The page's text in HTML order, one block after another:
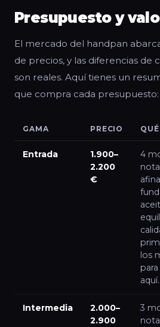
Presupuesto y
El mercado del handpan
de precios, y las diferencias de
son reales. Aquí tienes un
que compra cada presupuesto:
GAMA PRECIO
Entrada
1.900–
2.200
€
4
los
aquí.
Intermedia
2.000–
2.900
3